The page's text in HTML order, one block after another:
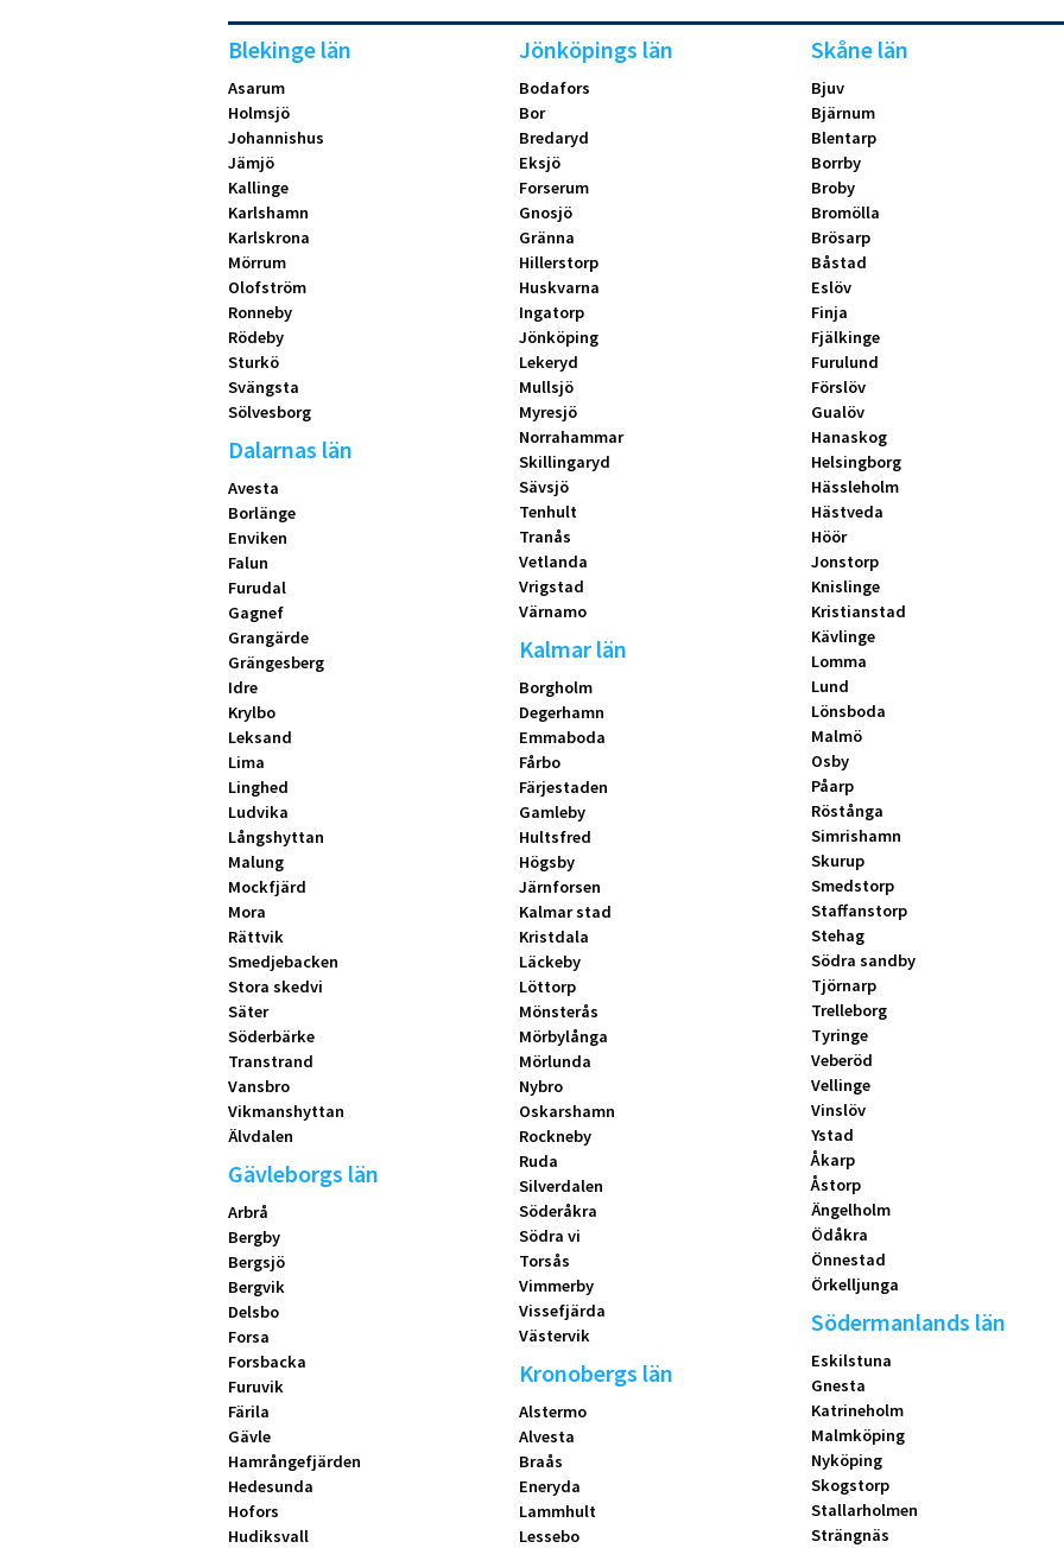
Blekinge län
Asarum
Holmsjö
Johannishus
Jämjö
Kallinge
Karlshamn
Karlskrona
Mörrum
Olofström
Ronneby
Rödeby
Sturkö
Svängsta
Sölvesborg
Dalarnas län
Avesta
Borlänge
Enviken
Falun
Furudal
Gagnef
Grangärde
Grängesberg
Idre
Krylbo
Leksand
Lima
Linghed
Ludvika
Långshyttan
Malung
Mockfjärd
Mora
Rättvik
Smedjebacken
Stora skedvi
Säter
Söderbärke
Transtrand
Vansbro
Vikmanshyttan
Älvdalen
Gävleborgs län
Arbrå
Bergby
Bergsjö
Bergvik
Delsbo
Forsa
Forsbacka
Furuvik
Färila
Gävle
Hamrångefjärden
Hedesunda
Hofors
Hudiksvall
Jönköpings län
Bodafors
Bor
Bredaryd
Eksjö
Forserum
Gnosjö
Gränna
Hillerstorp
Huskvarna
Ingatorp
Jönköping
Lekeryd
Mullsjö
Myresjö
Norrahammar
Skillingaryd
Sävsjö
Tenhult
Tranås
Vetlanda
Vrigstad
Värnamo
Kalmar län
Borgholm
Degerhamn
Emmaboda
Fårbo
Färjestaden
Gamleby
Hultsfred
Högsby
Järnforsen
Kalmar stad
Kristdala
Läckeby
Löttorp
Mönsterås
Mörbylånga
Mörlunda
Nybro
Oskarshamn
Rockneby
Ruda
Silverdalen
Söderåkra
Södra vi
Torsås
Vimmerby
Vissefjärda
Västervik
Kronobergs län
Alstermo
Alvesta
Braås
Eneryda
Lammhult
Lessebo
Skåne län
Bjuv
Bjärnum
Blentarp
Borrby
Broby
Bromölla
Brösarp
Båstad
Eslöv
Finja
Fjälkinge
Furulund
Förslöv
Gualöv
Hanaskog
Helsingborg
Hässleholm
Hästveda
Höör
Jonstorp
Knislinge
Kristianstad
Kävlinge
Lomma
Lund
Lönsboda
Malmö
Osby
Påarp
Röstånga
Simrishamn
Skurup
Smedstorp
Staffanstorp
Stehag
Södra sandby
Tjörnarp
Trelleborg
Tyringe
Veberöd
Vellinge
Vinslöv
Ystad
Åkarp
Åstorp
Ängelholm
Ödåkra
Önnestad
Örkelljunga
Södermanlands län
Eskilstuna
Gnesta
Katrineholm
Malmköping
Nyköping
Skogstorp
Stallarholmen
Strängnäs